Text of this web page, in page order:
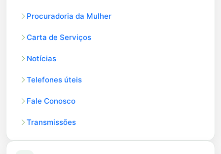
Procuradoria da Mulher
Carta de Serviços
Notícias
Telefones úteis
Fale Conosco
Transmissões